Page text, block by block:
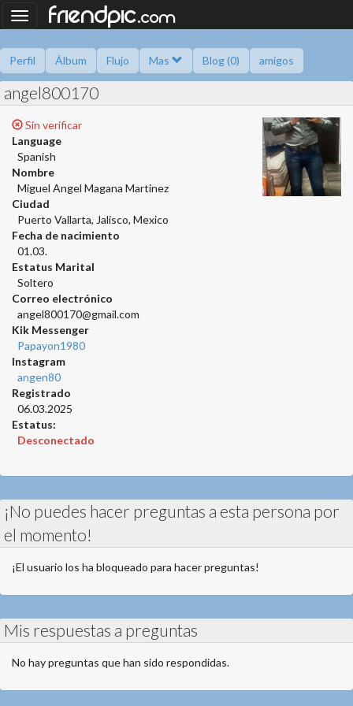
Toggle
navigation
friendpic.com
Perfil Álbum Flujo Mas Blog (0) amigos
preguntame Información
angel800170
Sin verificar
Language
Spanish
Nombre
Miguel Angel Magana Martinez
Ciudad
Puerto Vallarta, Jalisco, Mexico
Fecha de nacimiento
01.03.
Estatus Marital
Soltero
Correo electrónico
angel800170@gmail.com
Kik Messenger
Papayon1980
Instagram
angen80
Registrado
06.03.2025
Estatus:
Desconectado
¡No puedes hacer preguntas a esta persona por
el momento!
¡El usuario los ha bloqueado para hacer preguntas!
Mis respuestas a preguntas
No hay preguntas que han sido respondidas.